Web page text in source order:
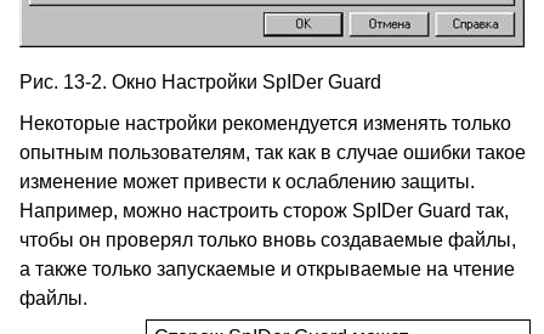
Рис. 13-2. Окно Настройки SpIDer Guard
Некоторые настройки рекомендуется изменять только
опытным пользователям, так как в случае ошибки такое
изменение может привести к ослаблению защиты.
Например, можно настроить сторож SpIDer Guard так,
чтобы он проверял только вновь создаваемые файлы,
а также только запускаемые и открываемые на чтение
файлы.